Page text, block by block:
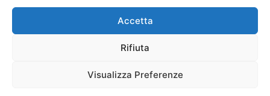
Accetta
Rifiuta
Visualizza Preferenze
Porsche 911 Cabrio Carrera GTS